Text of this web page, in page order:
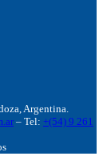
Argentina.
– Tel: +(54) 9 261